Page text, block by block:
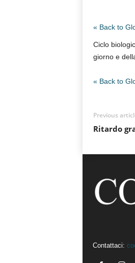
« Back to
Ciclo
giorno e
« Back to
Previous
Ritardo
Contattaci: